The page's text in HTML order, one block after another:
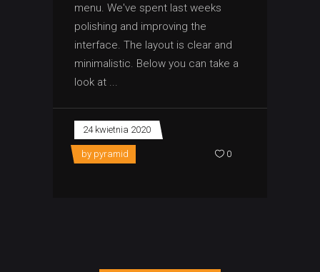
menu. We've spent last weeks
polishing and improving the
interface. The layout is clear and
minimalistic. Below you can take a
look at
24 kwietnia 2020
by pyramid 0